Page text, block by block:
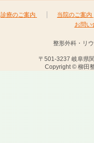
診療のご案内
当院のご案内
お問
整形外科・リ
〒501-3237 岐阜県
Copyright © 柳田